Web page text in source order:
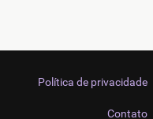
Política de privacidade
Contato